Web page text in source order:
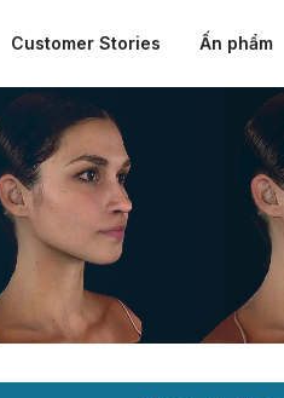
Customer Stories Ấn phẩm